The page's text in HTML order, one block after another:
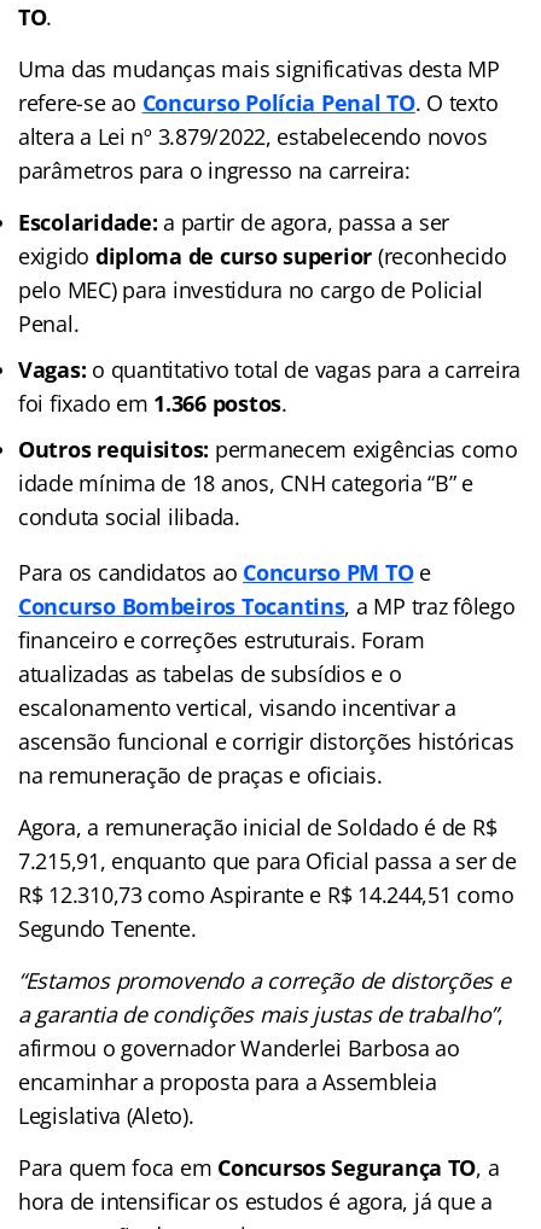
TO.
Uma das mudanças mais significativas desta MP
refere-se ao Concurso Polícia Penal TO. O texto
altera a Lei nº 3.879/2022, estabelecendo novos
parâmetros para o ingresso na carreira:
Escolaridade: a partir de agora, passa a ser
exigido diploma de curso superior (reconhecido
pelo MEC) para investidura no cargo de Policial
Penal.
Vagas: o quantitativo total de vagas para a carreira
foi fixado em 1.366 postos.
Outros requisitos: permanecem exigências como
idade mínima de 18 anos, CNH categoria “B” e
conduta social ilibada.
Para os candidatos ao Concurso PM TOe
Concurso Bombeiros Tocantins, a MP traz fôlego
financeiro e correções estruturais. Foram
atualizadas as tabelas de subsídios e o
escalonamento vertical, visando incentivar a
ascensão funcional e corrigir distorções históricas
na remuneração de praças e oficiais.
Agora, a remuneração inicial de Soldado é de R$
7.215,91, enquanto que para Oficial passa a ser de
R$ 12.310,73 como Aspirante e R$ 14.244,51 como
Segundo Tenente.
“Estamos promovendo a correção de distorções e
a garantia de condições mais justas de trabalho”,
afirmou o governador Wanderlei Barbosa ao
encaminhar a proposta para a Assembleia
Legislativa (Aleto).
Para quem foca em Concursos Segurança TO, a
hora de intensificar os estudos é agora, já que a